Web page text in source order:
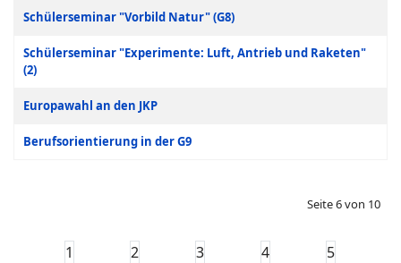
Schülerseminar "Vorbild Natur" (G8)
Schülerseminar "Experimente: Luft, Antrieb und Raketen"
(2)
Europawahl an den JKP
Berufsorientierung in der G9
Seite 6 von 10
1 2 3 4 5